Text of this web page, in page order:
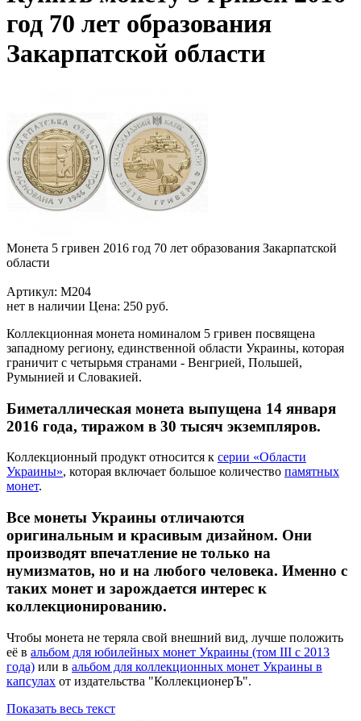
год 70 лет образования
Закарпатской области
Монета 5 гривен 2016 год 70 лет образования Закарпатской
области
Артикул: M204
нет в наличии Цена: 250 руб.
Коллекционная монета номиналом 5 гривен посвящена
западному региону, единственной области Украины, которая
граничит с четырьмя странами - Венгрией, Польшей,
Румынией и Словакией.
Биметаллическая монета выпущена 14 января
2016 года, тиражом в 30 тысяч экземпляров.
Коллекционный продукт относится к серии «Области
Украины», которая включает большое количество памятных
монет.
Все монеты Украины отличаются
оригинальным и красивым дизайном. Они
производят впечатление не только на
нумизматов, но и на любого человека. Именно с
таких монет и зарождается интерес к
коллекционированию.
Чтобы монета не теряла свой внешний вид, лучше положить
её в альбом для юбилейных монет Украины (том III c 2013
года) или в альбом для коллекционных монет Украины в
капсулах от издательства "КоллекционерЪ".
Показать весь текст